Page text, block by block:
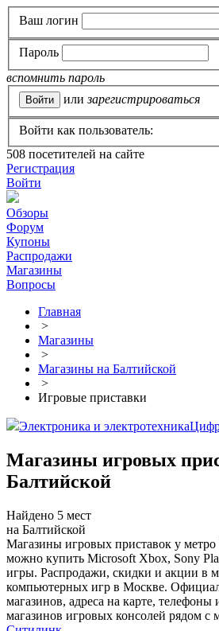
Ваш логин
Пароль
вспомнить пароль
или зарегистрироваться
Войти как пользователь:
508 посетителей на сайте
Регистрация
Войти
Обзоры
Форум
Купоны
Распродажи
Магазины
Вопросы
Главная
>
Магазины
>
Магазины на Балтийской
>
Игровые приставки
Электроника и электротехника
Магазины игровых
Балтийской
Найдено 5 мест
на Балтийской
Магазины игровых приставок у метро
можно купить Microsoft Xbox, Sony
игры. Распродажи, скидки и акции в
компьютерных игр в Москве.
магазинов, адреса на карте, телефоны
магазинов игровых консолей рядом с